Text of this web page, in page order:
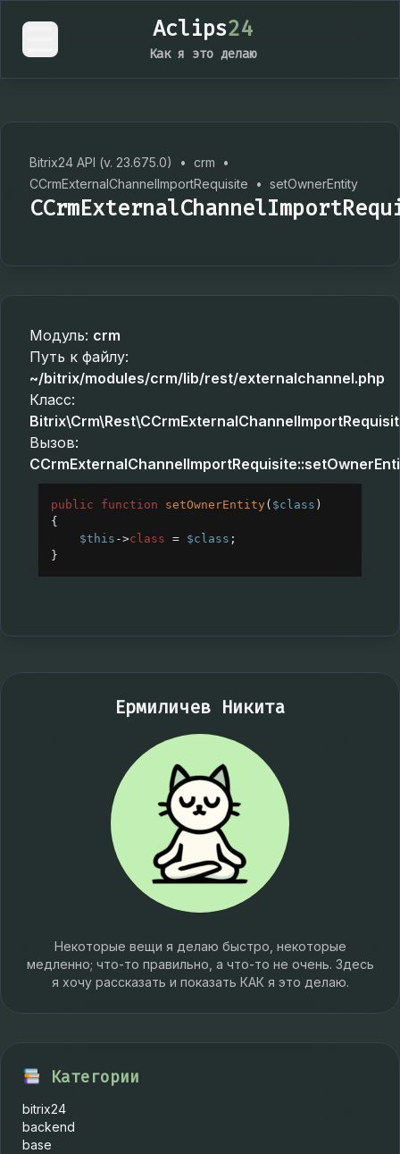
Aclips24
Как я это делаю
Bitrix24 API (v. 23.675.0) • crm
•
CCrmExternalChannelImportRequisite
• setOwnerEntity
Модуль: crm
Путь к файлу:
~/bitrix/modules/crm/lib/rest/externalchannel.php
Класс:
Вызов:
public function setOwnerEntity( $class )
{
$this ->class = $class ;
}
Ермиличев Никита
Некоторые вещи я делаю быстро, некоторые
медленно; что-то правильно, а что-то не очень. Здесь
я хочу рассказать и показать КАК я это делаю.
Категории
bitrix24
backend
base